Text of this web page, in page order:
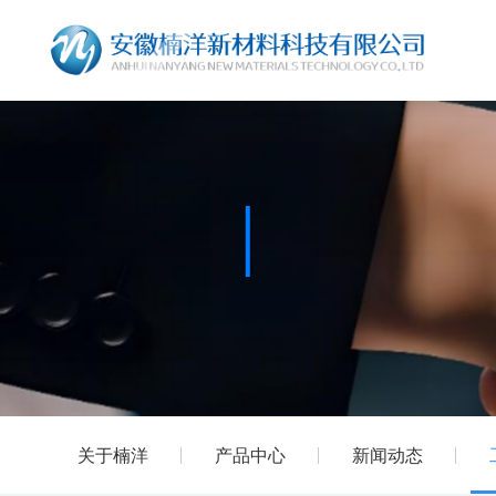
关于楠洋 产品中心 新闻动态